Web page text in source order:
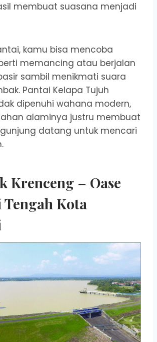
membuat suasana menjadi
kamu bisa mencoba
memancing atau berjalan
sambil menikmati suara
Pantai Kelapa Tujuh
dipenuhi wahana modern,
alaminya justru membuat
datang untuk mencari
Krenceng – Oase
Kota